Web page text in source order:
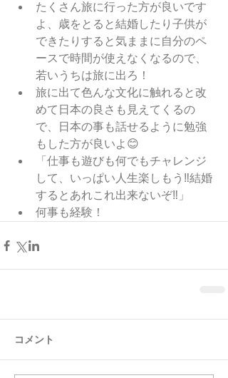
たくさん旅に行った方が良いです
よ、歳をとると結婚したり子供が
できたりすると気ままに自分のペ
ースで時間が使えなくなるので、
若いうちは旅に出ろ！
旅に出て色んな文化に触れると改
めて日本の良さも見えてくるの
で、日本の事も話せるように勉強
もした方が良いよ😊
「仕事も遊びも何でもチャレンジ
して、いっぱい人生楽しもう‼️結婚
するとあれこれ出来ないぞ‼️」
何事も経験！
コメント